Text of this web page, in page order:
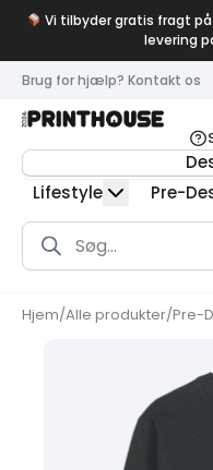
Vi tilbyder gratis fragt på
levering
Brug for hjælp? Kontakt os
Lifestyle
Pre-
Products
search
Hjem/Alle produkter/Pre-